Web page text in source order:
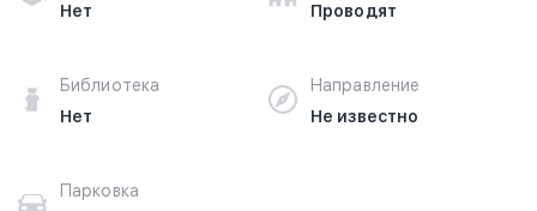
Нет
Проводят
Библиотека
Нет
Направление
Не известно
Парковка